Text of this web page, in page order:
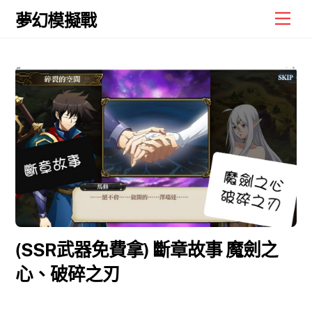
Skip
夢幻模擬戰
(SSR武器免費拿) 斷章故事 魔劍之
心、破碎之刃